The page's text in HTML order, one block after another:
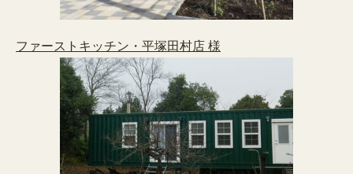
ファーストキッチン・平塚田村店 様